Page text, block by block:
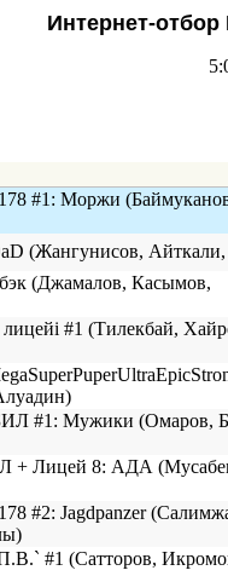
Интернет-
#1: Моржи
(Жангунисов, Айткали,
(Джамалов, Касымов,
#1 (Тилекбай,
#1: Мужики (Омаров,
+ Лицей 8: АДА
#2: Jagdpanzer
#1 (Сатторов,